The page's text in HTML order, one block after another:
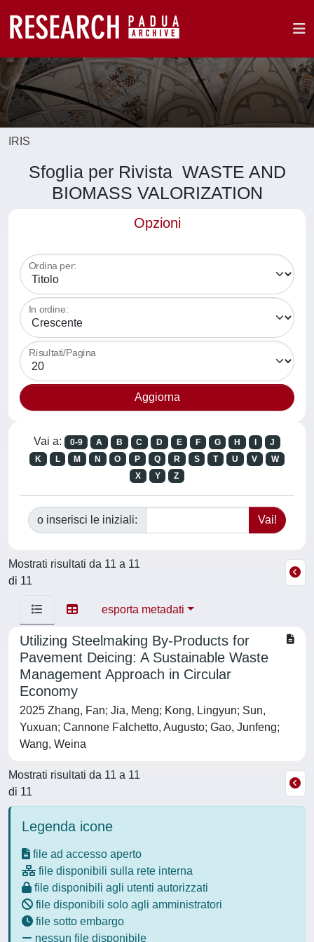
IRIS
Sfoglia per Rivista WASTE AND
BIOMASS VALORIZATION
Opzioni
Ordina per:
In ordine:
Risultati/Pagina
Vai a: 0-9 A B C D E F G H
J
K
L M N O P Q R S T U V
W
X
Y Z
o inserisci le iniziali:
Mostrati risultati da 11 a 11
di 11
esporta metadati
Utilizing Steelmaking By-Products for
Pavement Deicing: A Sustainable Waste
Management Approach in Circular
Economy
2025 Zhang, Fan; Jia, Meng; Kong, Lingyun; Sun,
Yuxuan; Cannone Falchetto, Augusto; Gao, Junfeng;
Wang, Weina
Mostrati risultati da 11 a 11
di 11
Legenda icone
file ad accesso aperto
file disponibili sulla rete interna
file disponibili agli utenti autorizzati
file disponibili solo agli amministratori
file sotto embargo
nessun file disponibile